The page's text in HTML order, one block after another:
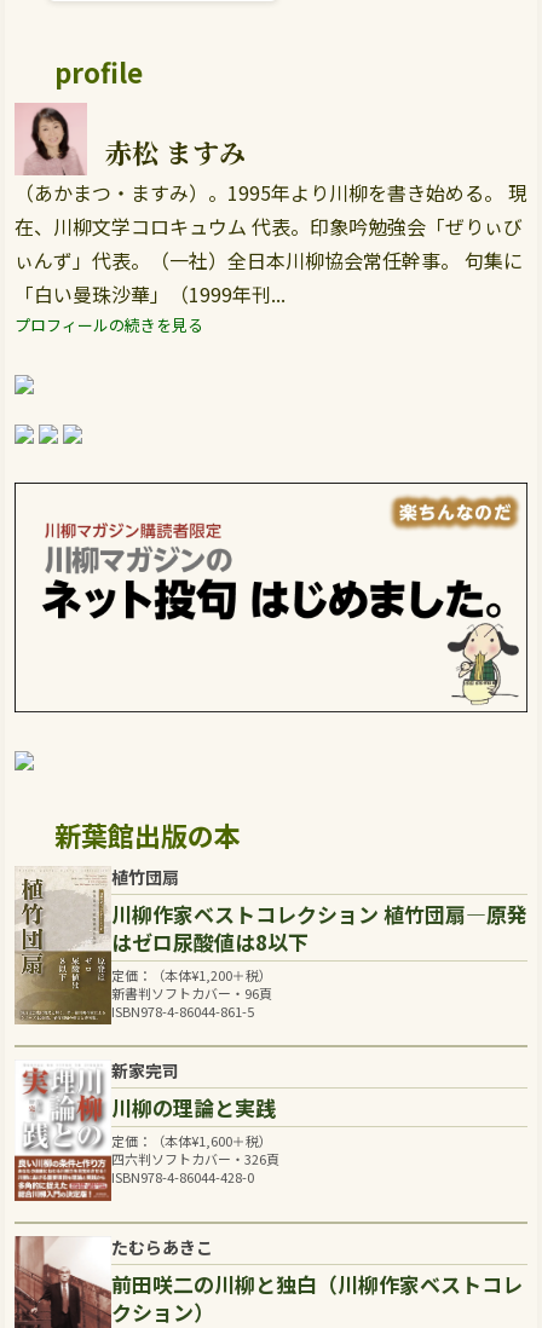
profile
赤松 ますみ
（あかまつ・ますみ）。1995年より川柳を書き始める。 現
在、川柳文学コロキュウム 代表。印象吟勉強会「ぜりぃび
ぃんず」代表。（一社）全日本川柳協会常任幹事。 句集に
「白い曼珠沙華」（1999年刊...
プロフィールの続きを見る
新葉館出版の本
植竹団扇
川柳作家ベストコレクション 植竹団扇―原発
はゼロ尿酸値は8以下
定価：（本体¥1,200＋税）
新書判ソフトカバー・96頁
ISBN978-4-86044-861-5
新家完司
川柳の理論と実践
定価：（本体¥1,600＋税）
四六判ソフトカバー・326頁
ISBN978-4-86044-428-0
たむらあきこ
前田咲二の川柳と独白（川柳作家ベストコレ
クション）